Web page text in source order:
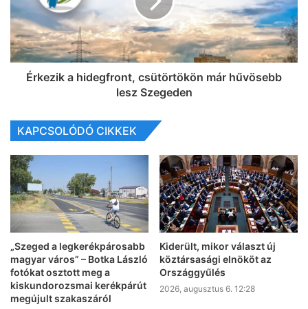
Érkezik a hidegfront, csütörtökön már hűvösebb
lesz Szegeden
KAPCSOLÓDÓ CIKKEK
„Szeged a legkerékpárosabb
magyar város” – Botka László
fotókat osztott meg a
kiskundorozsmai kerékpárút
megújult szakaszáról
Kiderült, mikor választ új
köztársasági elnököt az
Országgyűlés
2026, augusztus 6. 12:28